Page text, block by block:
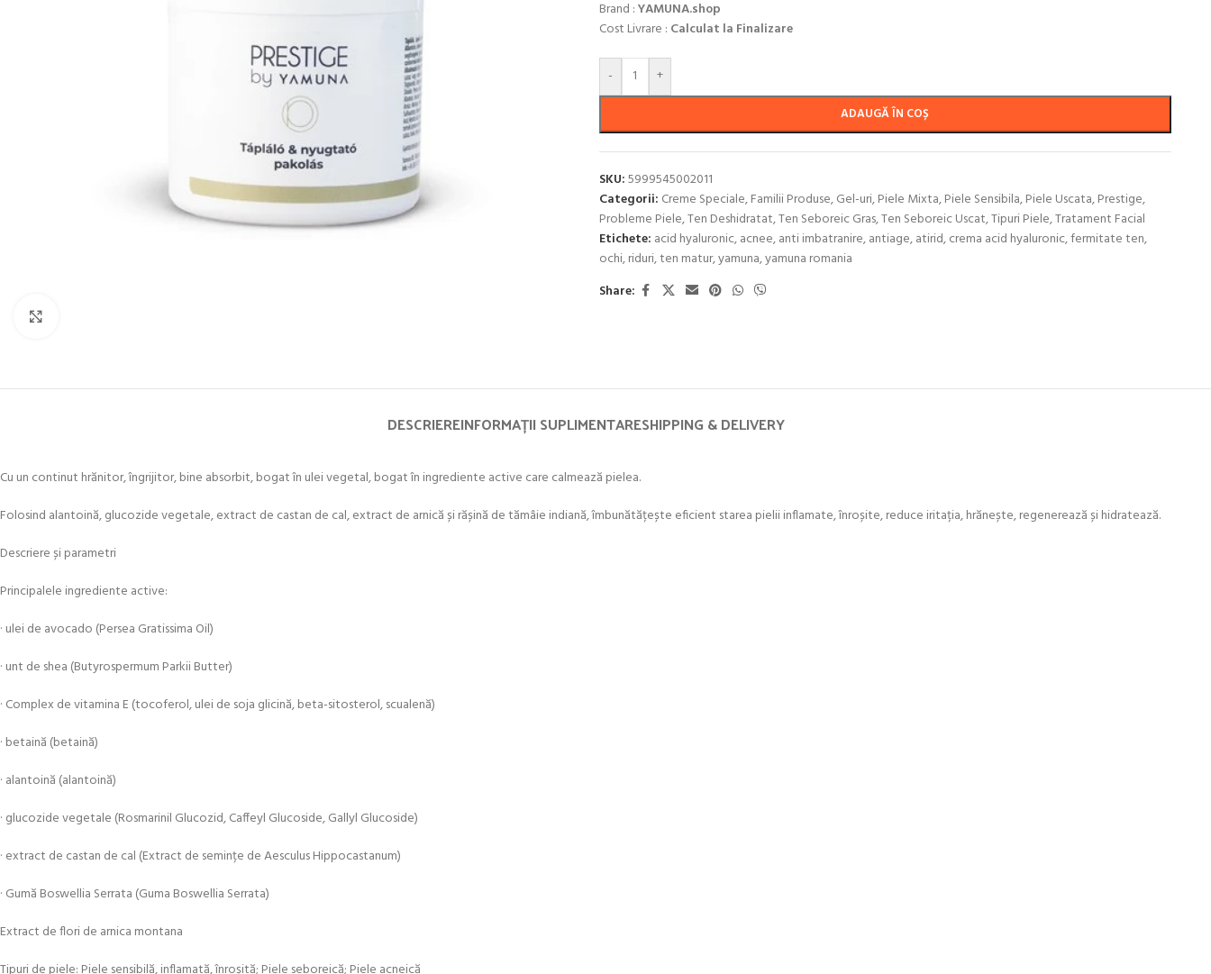
Brand :YAMUNA.shop
Cost Livrare : Calculat la Finalizare
- +
ADAUGĂ ÎN COȘ
SKU:5999545002011
Categorii: Creme Speciale,Familii Produse,Gel-uri,Piele Mixta,Piele Sensibila,Piele Uscata,Prestige,
Probleme Piele,Ten Deshidratat,Ten Seboreic Gras,Ten Seboreic Uscat,Tipuri Piele,Tratament Facial
Etichete: acid hyaluronic,acnee,anti imbatranire,antiage,atirid,crema acid hyaluronic,fermitate ten,
ochi,riduri,ten matur,yamuna,yamuna romania
Share:
DESCRIEREINFORMAȚII SUPLIMENTARESHIPPING & DELIVERY
Cu un continut hrănitor, îngrijitor, bine absorbit, bogat în ulei vegetal, bogat în ingrediente active care calmează pielea.
Folosind alantoină, glucozide vegetale, extract de castan de cal, extract de arnică și rășină de tămâie indiană, îmbunătățește eficient starea pielii inflamate, înroșite, reduce iritația, hrănește, regenerează și hidratează.
Descriere și parametri
Principalele ingrediente active:
· ulei de avocado (Persea Gratissima Oil)
· unt de shea (Butyrospermum Parkii Butter)
· Complex de vitamina E (tocoferol, ulei de soja glicină, beta-sitosterol, scualenă)
· betaină (betaină)
· alantoină (alantoină)
· glucozide vegetale (Rosmarinil Glucozid, Caffeyl Glucoside, Gallyl Glucoside)
· extract de castan de cal (Extract de semințe de Aesculus Hippocastanum)
· Gumă Boswellia Serrata (Guma Boswellia Serrata)
Extract de flori de arnica montana